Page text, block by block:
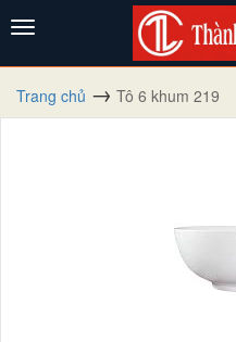
Trang chủ Tô 6 khum 219